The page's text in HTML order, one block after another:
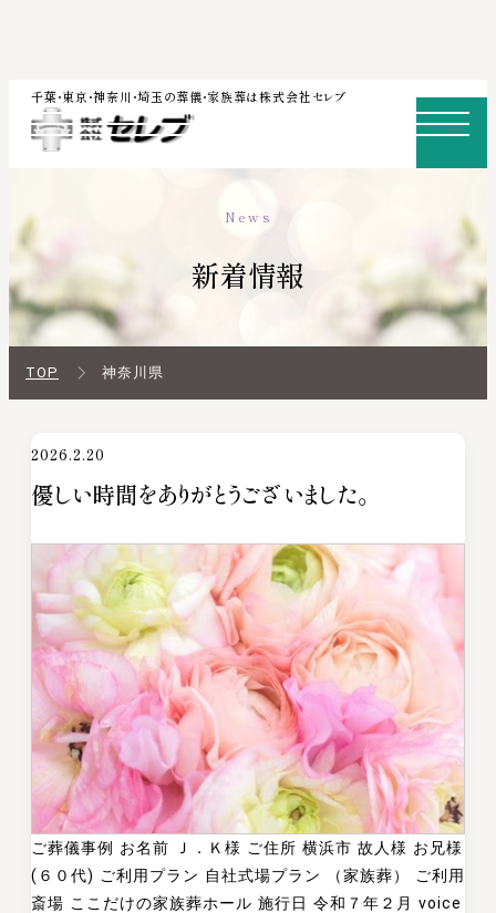
ッ
プ
千葉・東京・神奈川・埼玉の葬儀・家族葬は株式会社セレブ
News
新着情報
TOP 神奈川県
2026.2.20
優しい時間をありがとうございました。
ご葬儀事例 お名前 Ｊ．Ｋ様 ご住所 横浜市 故人様 お兄様
(６０代) ご利用プラン 自社式場プラン （家族葬） ご利用
斎場 ここだけの家族葬ホール 施行日 令和７年２月 voice